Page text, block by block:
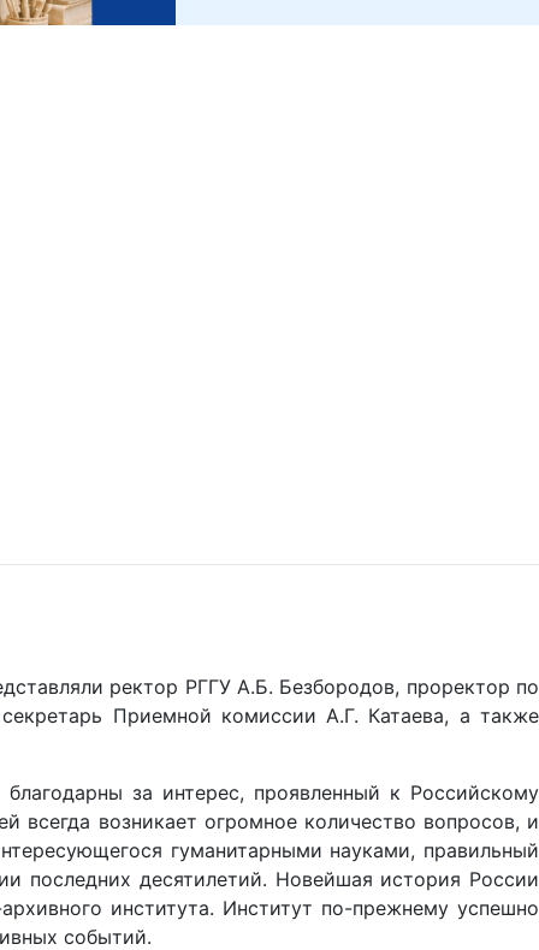
ректор РГГУ А.Б. Безбородов, проректор по
Приемной комиссии А.Г. Катаева, а также
за интерес, проявленный к Российскому
всегда возникает огромное количество вопросов, и
гуманитарными науками, правильный
последних десятилетий. Новейшая история России
института. Институт по-прежнему успешно
событий.